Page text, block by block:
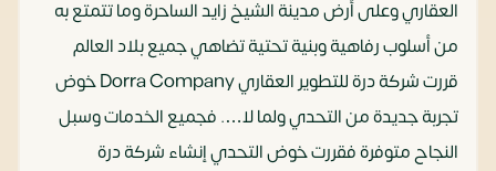
العقاري وعلى أرض مدينة الشيخ زايد الساحرة وما تتمتع به
من أسلوب رفاهية وبنية تحتية تضاهي جميع بلاد العالم
قررت شركة درة للتطوير العقاري Dorra Company خوض
تجربة جديدة من التحدي ولما لا…. فجميع الخدمات وسبل
النجاح متوفرة فقررت خوض التحديإنشاء شركة درة